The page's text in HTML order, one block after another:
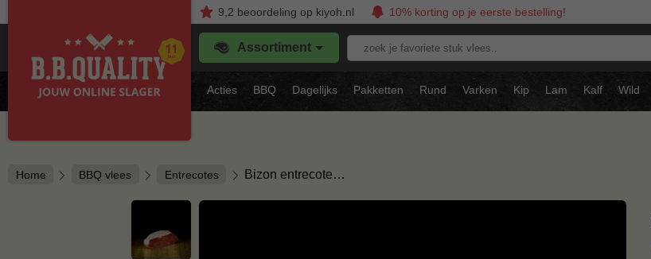
9,2 beoordelingop kiyoh.nl 10% korting op je eerste bestelling!
Assortiment
Zoek
stuk
vlees..
Acties BBQ Dagelijks Pakketten Rund Varken Kip Lam Kalf Wild
Home BBQ vlees Entrecotes Bizon entrecote…